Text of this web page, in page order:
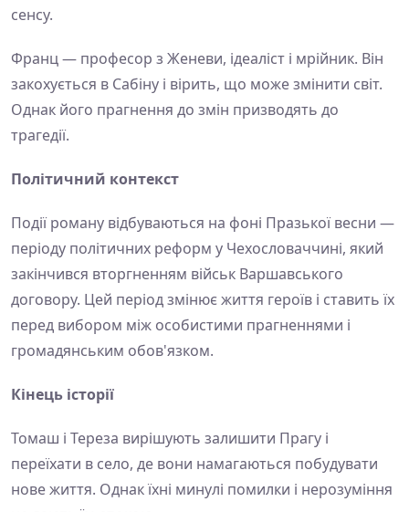
сенсу.
Франц — професор з Женеви, ідеаліст і мрійник. Він
закохується в Сабіну і вірить, що може змінити світ.
Однак його прагнення до змін призводять до
трагедії.
Політичний контекст
Події роману відбуваються на фоні Празької весни —
періоду політичних реформ у Чехословаччині, який
закінчився вторгненням військ Варшавського
договору. Цей період змінює життя героїв і ставить їх
перед вибором між особистими прагненнями і
громадянським обов'язком.
Кінець історії
Томаш і Тереза вирішують залишити Прагу і
переїхати в село, де вони намагаються побудувати
нове життя. Однак їхні минулі помилки і нерозуміння